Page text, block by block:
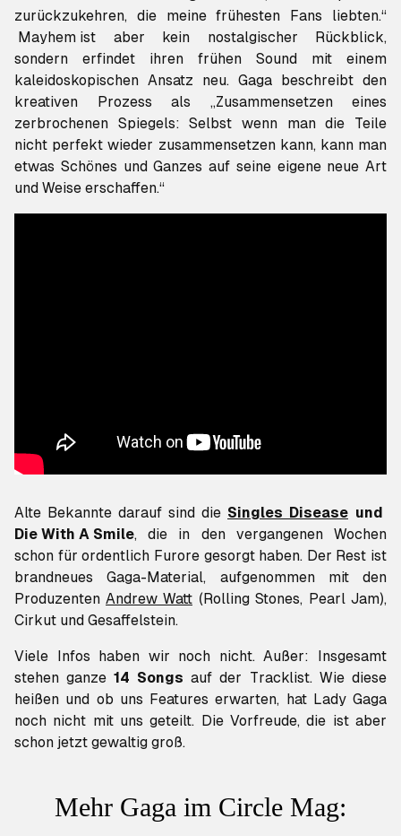
zurückzukehren, die meine frühesten Fans liebten.“
Mayhem ist aber kein nostalgischer Rückblick,
sondern erfindet ihren frühen Sound mit einem
kaleidoskopischen Ansatz neu. Gaga beschreibt den
kreativen Prozess als „Zusammensetzen eines
zerbrochenen Spiegels: Selbst wenn man die Teile
nicht perfekt wieder zusammensetzen kann, kann man
etwas Schönes und Ganzes auf seine eigene neue Art
und Weise erschaffen.“
Alte Bekannte darauf sind die Singles Disease und
Die With A Smile, die in den vergangenen Wochen
schon für ordentlich Furore gesorgt haben. Der Rest ist
brandneues Gaga-Material, aufgenommen mit den
Produzenten Andrew Watt (Rolling Stones, Pearl Jam),
Cirkut und Gesaffelstein.
Viele Infos haben wir noch nicht. Außer: Insgesamt
stehen ganze 14 Songs auf der Tracklist. Wie diese
heißen und ob uns Features erwarten, hat Lady Gaga
noch nicht mit uns geteilt. Die Vorfreude, die ist aber
schon jetzt gewaltig groß.
Mehr Gaga im Circle Mag: